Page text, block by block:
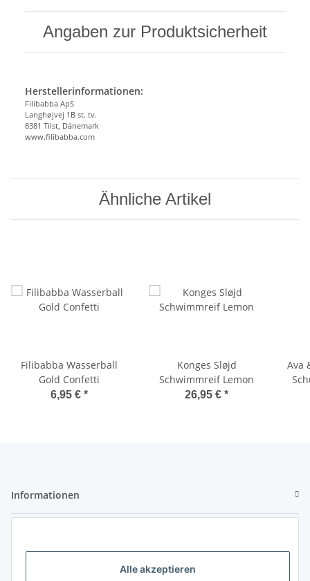
Alle akzeptieren
Angaben zur Produktsicherheit
Herstellerinformationen:
Filibabba ApS
Langhøjvej 1B st. tv.
8381 Tilst, Dänemark
www.filibabba.com
Ähnliche Artikel
Filibabba Wasserball
Gold Confetti
6,95 € *
Konges Sløjd
Schwimmreif Lemon
26,95 € *
Ava
Informationen